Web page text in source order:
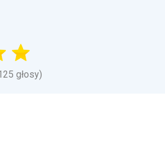
głosy)